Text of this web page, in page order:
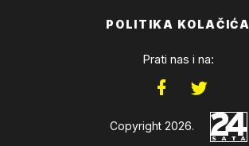
POLITIKA KOLAČIĆA
Prati nas i na:
Copyright 2026.